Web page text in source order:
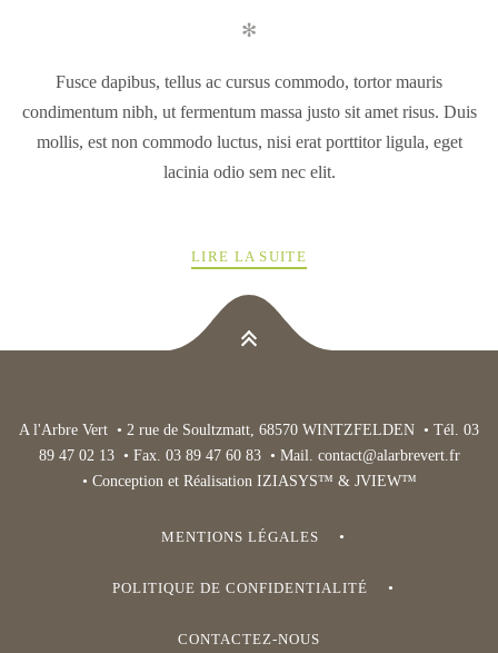
✻
Fusce dapibus, tellus ac cursus commodo, tortor mauris
condimentum nibh, ut fermentum massa justo sit amet risus. Duis
mollis, est non commodo luctus, nisi erat porttitor ligula, eget
lacinia odio sem nec elit.
LIRE LA SUITE
A l'Arbre Vert • 2 rue de Soultzmatt, 68570 WINTZFELDEN • Tél. 03
89 47 02 13 • Fax. 03 89 47 60 83 • Mail. contact@alarbrevert.fr
• Conception et Réalisation IZIASYS™ & JVIEW™
MENTIONS LÉGALES
POLITIQUE DE CONFIDENTIALITÉ
CONTACTEZ-NOUS